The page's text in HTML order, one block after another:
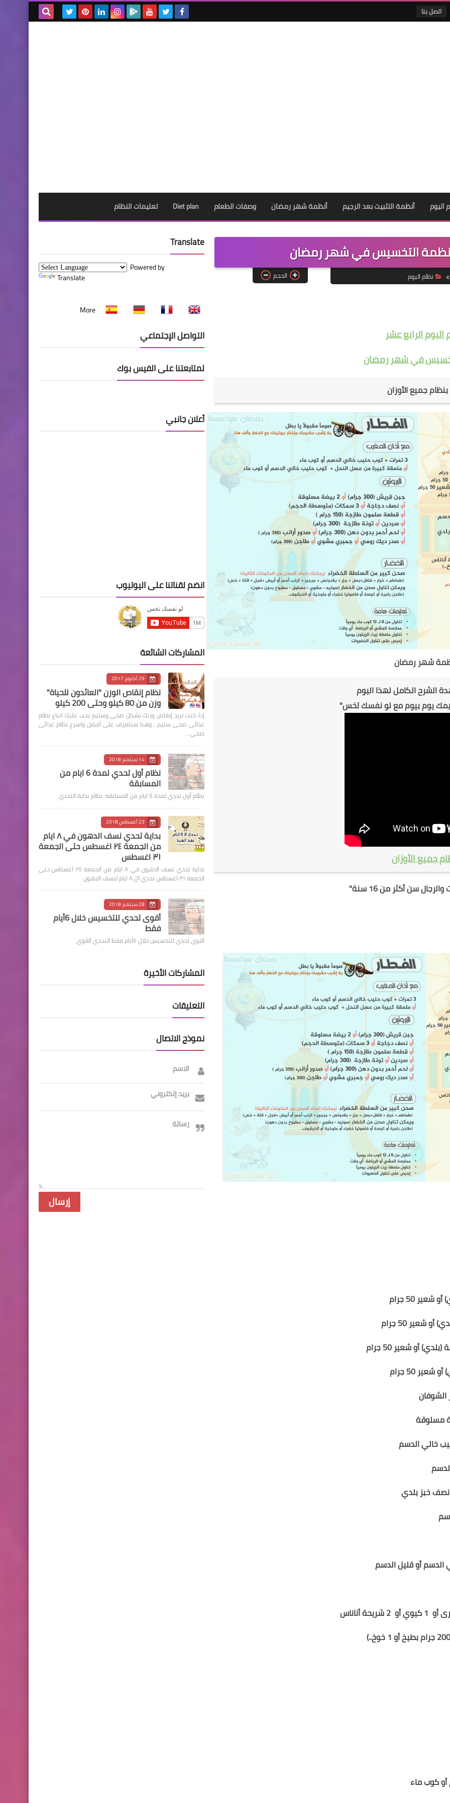
اتصل بنا
اليوم أنظمة التثبيت بعد الرجيم أنظمة شهر رمضان وصفات الطعام Diet plan تعليمات النظام
أنظمة التخسيس في شهر رمضان
نظام اليوم الحجم
الرابع عشر
في شهر رمضان
بنظام جميع الأوزان
شهر رمضان
الشرح الكامل لهذا اليوم
يوم بيوم مع لو نفسك تخس"
جميع الأوزان
سن أكثر من 16 سنة"
أو شعير 50جرام
أو شعير 50جرام
(بلدي)أو شعير 50جرام
أو شعير 50جرام
مسلوقة
خالي الدسم
خبز بلدي
الدسم أو قليل الدسم
1 كيوي أو 2 شريحة أناناس
200 جرام بطيخ أو 1 خوخ..)
كوب ماء
Translate
Powered by
Translate
More
التواصل الإجتماعي
لمتابعتنا على الفيس بوك
أعلان جانبي
انضم لقناتنا على اليوتيوب
المشاركات الشائعة
29 أكتوبر 2017
نظام إنقاص الوزن "العائدون للحياة"
وزن من 80 كيلو وحتى 200 كيلو
إذا كنت تريد إنقاص وزنك بشكل صحى وسليم يجب عليك اتباع نظام
غذائى صحى سليم , وهنا سنتعرف على أفضل واسرع نظام غذائى
صحى…
14 سبتمبر 2018
نظام أول تحدي لمدة 6 ايام من
المسابقة
نظام أول تحدي لمدة 6 ايام من المسابقة نظام بداية التحدي
23 أغسطس 2018
بداية تحدي نسف الدهون في ٨ ايام
من الجمعة ٢٤ اغسطس حتى الجمعة
٣١ اغسطس
بداية تحدي نسف الدهون في ٨ ايام من الجمعة ٢٤ اغسطس حتى
الجمعة ٣١ اغسطس تحدي ال ٨ ايام لنسف الدهون
28 سبتمبر 2018
أقوى تحدي للتخسيس خلال 6أيام
فقط
أقوى تحدي للتخسيس خلال 6أيام فقط التحدي القوي
المشاركات الأخيرة
التعليقات
نموذج الاتصال
الاسم
بريد إلكتروني
رسالة